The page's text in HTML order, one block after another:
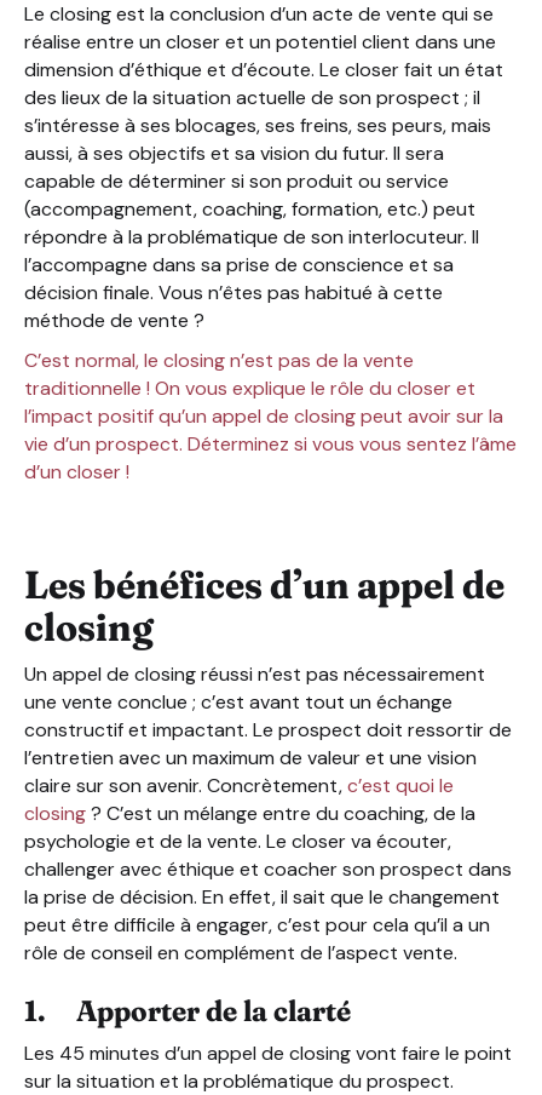
Le closing est la conclusion d’un acte de vente qui se
réalise entre un closer et un potentiel client dans une
dimension d’éthique et d’écoute. Le closer fait un état
des lieux de la situation actuelle de son prospect ; il
s’intéresse à ses blocages, ses freins, ses peurs, mais
aussi, à ses objectifs et sa vision du futur. Il sera
capable de déterminer si son produit ou service
(accompagnement, coaching, formation, etc.) peut
répondre à la problématique de son interlocuteur. Il
l’accompagne dans sa prise de conscience et sa
décision finale. Vous n’êtes pas habitué à cette
méthode de vente ?
C’est normal, le closing n’est pas de la vente
traditionnelle ! On vous explique le rôle du closer et
l’impact positif qu’un appel de closing peut avoir sur la
vie d’un prospect. Déterminez si vous vous sentez l’âme
d’un closer !
Les bénéfices d’un appel de
closing
Un appel de closing réussi n’est pas nécessairement
une vente conclue ; c’est avant tout un échange
constructif et impactant. Le prospect doit ressortir de
l’entretien avec un maximum de valeur et une vision
claire sur son avenir. Concrètement,c’est quoi le
closing? C’est un mélange entre du coaching, de la
psychologie et de la vente. Le closer va écouter,
challenger avec éthique et coacher son prospect dans
la prise de décision. En effet, il sait que le changement
peut être difficile à engager, c’est pour cela qu’il a un
rôle de conseil en complément de l’aspect vente.
1. Apporter de la clarté
Les 45 minutes d’un appel de closing vont faire le point
sur la situation et la problématique du prospect.